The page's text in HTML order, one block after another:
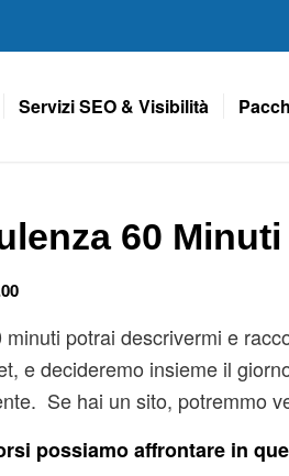
Servizi SEO & Visibilità
60
Il
attuale
è:
€60.00.
minuti potrai descrivermi e
e decideremo insieme il
Se hai un sito, potremmo
possiamo affrontare in